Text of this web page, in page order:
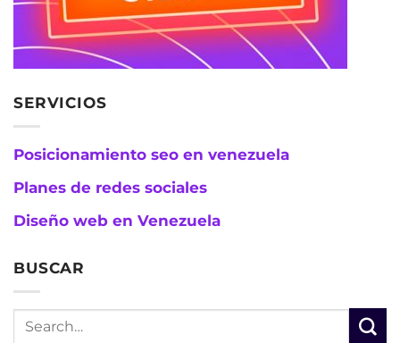
SERVICIOS
Posicionamiento seo en venezuela
Planes de redes sociales
Diseño web en Venezuela
BUSCAR